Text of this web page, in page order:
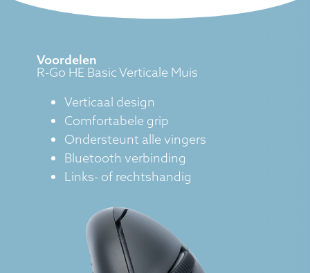
Voordelen
R-Go HE Basic Verticale Muis
Verticaal design
Comfortabele grip
Ondersteunt alle vingers
Bluetooth verbinding
Links- of rechtshandig